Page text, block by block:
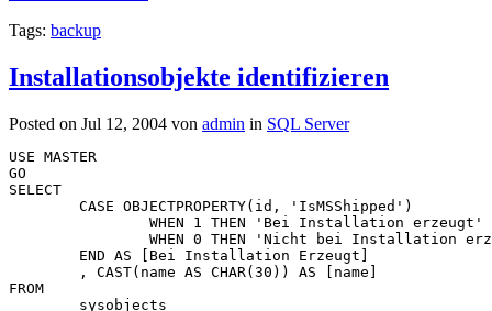
Tags: backup
Installationsobjekte identifizieren
Posted on Jul 12, 2004 von admin in SQL Server
USE MASTER
GO
SELECT
FROM